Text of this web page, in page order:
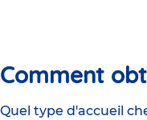
Comment
Quel type d'accueil